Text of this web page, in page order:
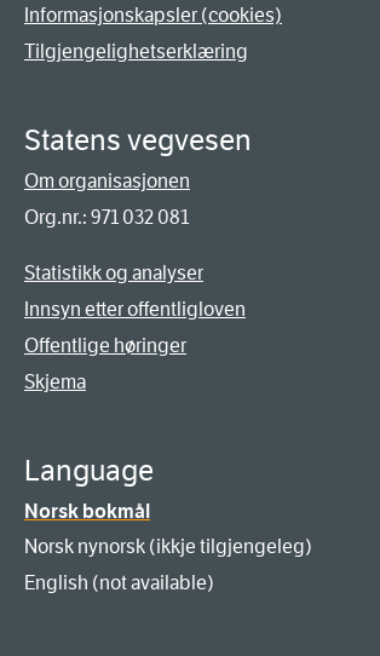
Informasjonskapsler (cookies)
Tilgjengelighetserklæring
Statens vegvesen
Om organisasjonen
Org.nr.: 971 032 081
Statistikk og analyser
Innsyn etter offentligloven
Offentlige høringer
Skjema
Language
Norsk bokmål
Norsk nynorsk (ikkje tilgjengeleg)
English (not available)